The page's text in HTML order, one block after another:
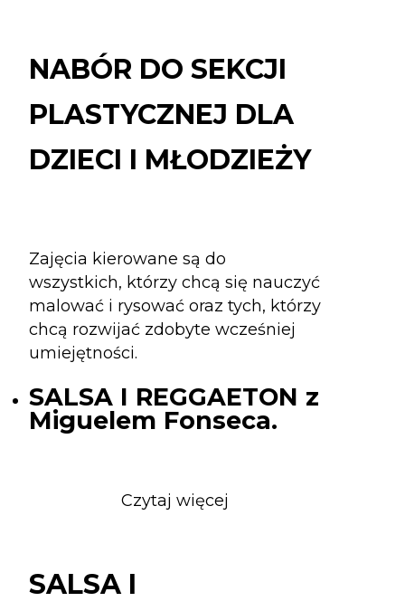
SEKCJI
PLASTYCZNEJ
DLA
DZIECI
I
MŁODZIEŻY
NABÓR DO SEKCJI
PLASTYCZNEJ DLA
DZIECI I MŁODZIEŻY
Zajęcia kierowane są do
wszystkich, którzy chcą się nauczyć
malować i rysować oraz tych, którzy
chcą rozwijać zdobyte wcześniej
umiejętności.
SALSA I REGGAETON z
Miguelem Fonseca.
Czytaj więcej
SALSA I